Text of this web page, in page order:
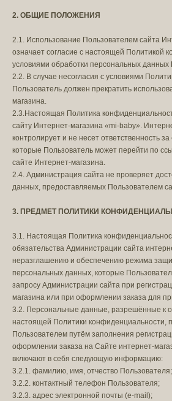
2. ОБЩИЕ ПОЛОЖЕНИЯ
2.1. Использование Пользователем сайта
означает согласие с настоящей Политикой
условиями обработки персональных данных
2.2. В случае несогласия с условиями
Пользователь должен прекратить
магазина.
2.3.Настоящая Политика
сайту Интернет-магазина «mi-baby».
контролирует и не несет ответственность
которые Пользователь может перейти по
сайте Интернет-магазина.
2.4. Администрация сайта не проверяет
данных, предоставляемых Пользователем
3. ПРЕДМЕТ ПОЛИТИКИ
3.1. Настоящая Политика
обязательства Администрации сайта
неразглашению и обеспечению режима
персональных данных, которые
запросу Администрации сайта при
магазина или при оформлении заказа для
3.2. Персональные данные, разрешённые к
настоящей Политики конфиденциальности,
Пользователем путём заполнения
оформлении заказа на Сайте интернет-
включают в себя следующую информацию:
3.2.1. фамилию, имя, отчество Пользователя;
3.2.2. контактный телефон Пользователя;
3.2.3. адрес электронной почты (e-mail);